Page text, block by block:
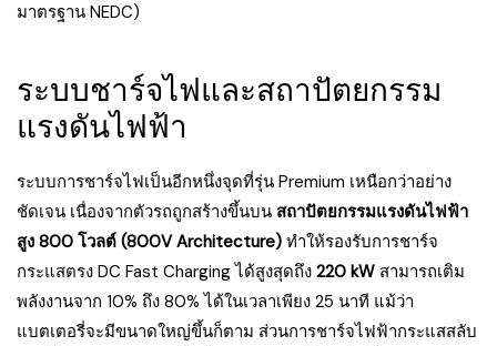
มาตรฐาน NEDC)
ระบบชาร์จไฟและสถาปัตยกรรม
แรงดันไฟฟ้า
ระบบการชาร์จไฟเป็นอีกหนึ่งจุดที่รุ่น Premium เหนือกว่าอย่าง
ชัดเจน เนื่องจากตัวรถถูกสร้างขึ้นบน สถาปัตยกรรมแรงดันไฟฟ้า
สูง 800 โวลต์ (800V Architecture) ทำให้รองรับการชาร์จ
กระแสตรง DC Fast Charging ได้สูงสุดถึง 220 kW สามารถเติม
พลังงานจาก 10% ถึง 80% ได้ในเวลาเพียง 25 นาที แม้ว่า
แบตเตอรี่จะมีขนาดใหญ่ขึ้นก็ตาม ส่วนการชาร์จไฟฟ้ากระแสสลับ